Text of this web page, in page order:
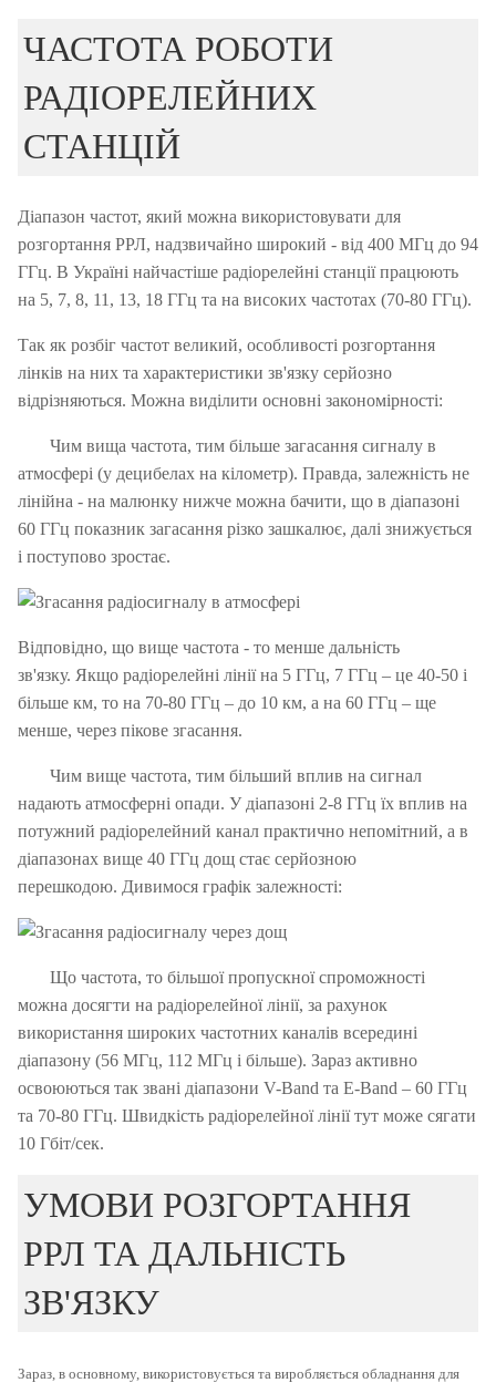
ЧАСТОТА РОБОТИ
РАДІОРЕЛЕЙНИХ
СТАНЦІЙ
Діапазон частот, який можна використовувати для
розгортання РРЛ, надзвичайно широкий - від 400 МГц до 94
ГГц. В Україні найчастіше радіорелейні станції працюють
на 5, 7, 8, 11, 13, 18 ГГц та на високих частотах (70-80 ГГц).
Так як розбіг частот великий, особливості розгортання
лінків на них та характеристики зв'язку серйозно
відрізняються. Можна виділити основні закономірності:
Чим вища частота, тим більше загасання сигналу в
атмосфері (у децибелах на кілометр). Правда, залежність не
лінійна - на малюнку нижче можна бачити, що в діапазоні
60 ГГц показник загасання різко зашкалює, далі знижується
і поступово зростає.
Відповідно, що вище частота - то менше дальність
зв'язку. Якщо радіорелейні лінії на 5 ГГц, 7 ГГц – це 40-50 і
більше км, то на 70-80 ГГц – до 10 км, а на 60 ГГц – ще
менше, через пікове згасання.
Чим вище частота, тим більший вплив на сигнал
надають атмосферні опади. У діапазоні 2-8 ГГц їх вплив на
потужний радіорелейний канал практично непомітний, а в
діапазонах вище 40 ГГц дощ стає серйозною
перешкодою. Дивимося графік залежності:
Що частота, то більшої пропускної спроможності
можна досягти на радіорелейної лінії, за рахунок
використання широких частотних каналів всередині
діапазону (56 МГц, 112 МГц і більше). Зараз активно
освоюються так звані діапазони V-Band та E-Band – 60 ГГц
та 70-80 ГГц. Швидкість радіорелейної лінії тут може сягати
10 Гбіт/сек.
УМОВИ РОЗГОРТАННЯ
РРЛ ТА ДАЛЬНІСТЬ
ЗВ'ЯЗКУ
Зараз, в основному, використовується та виробляється обладнання для